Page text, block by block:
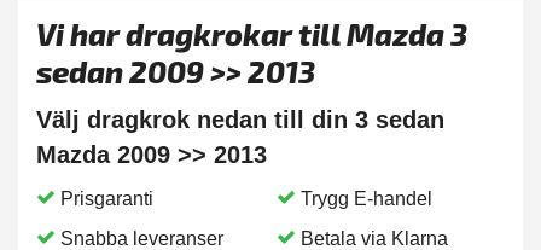
Vi har dragkrokar till Mazda 3
sedan 2009 >> 2013
Välj dragkrok nedan till din 3 sedan
Mazda 2009 >> 2013
Prisgaranti
Trygg E-handel
Snabba leveranser
Betala via Klarna